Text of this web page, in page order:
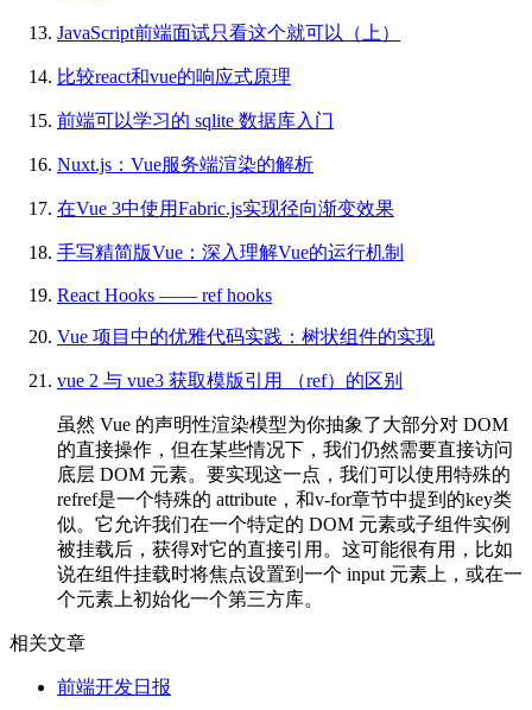
JavaScript前端面试只看这个就可以（上）
比较react和vue的响应式原理
前端可以学习的 sqlite 数据库入门
Nuxt.js：Vue服务端渲染的解析
在Vue 3中使用Fabric.js实现径向渐变效果
手写精简版Vue：深入理解Vue的运行机制
React Hooks —— ref hooks
Vue 项目中的优雅代码实践：树状组件的实现
vue 2 与 vue3 获取模版引用 （ref）的区别
虽然 Vue 的声明性渲染模型为你抽象了大部分对 DOM
的直接操作，但在某些情况下，我们仍然需要直接访问
底层 DOM 元素。要实现这一点，我们可以使用特殊的
refref是一个特殊的 attribute，和v-for章节中提到的key类
似。它允许我们在一个特定的 DOM 元素或子组件实例
被挂载后，获得对它的直接引用。这可能很有用，比如
说在组件挂载时将焦点设置到一个 input 元素上，或在一
个元素上初始化一个第三方库。
相关文章
前端开发日报